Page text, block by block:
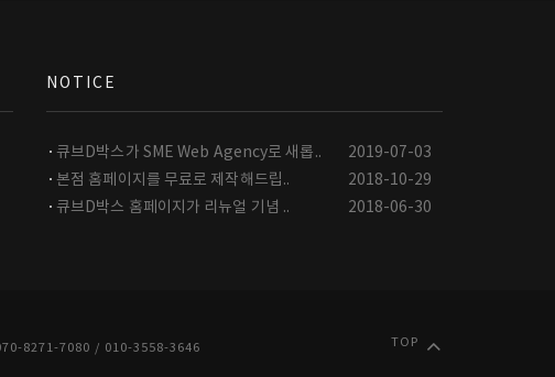
NOTICE
큐브D박스가 SME Web Agency로 새롭..
2019-07-03
본점 홈페이지를 무료로 제작해드립..
2018-10-29
큐브D박스 홈페이지가 리뉴얼 기념 ..
2018-06-30
070-8271-7080 / 010-3558-3646
TOP